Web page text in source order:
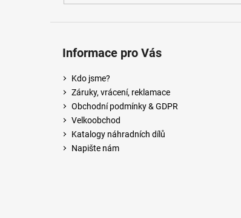
Informace pro Vás
Kdo jsme?
Záruky, vrácení, reklamace
Obchodní podmínky & GDPR
Velkoobchod
Katalogy náhradních dílů
Napište nám